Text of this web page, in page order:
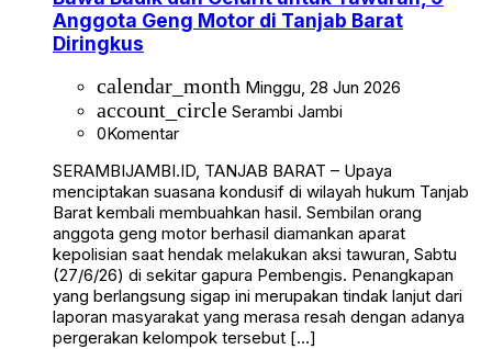
Anggota Geng Motor di Tanjab Barat
Diringkus
calendar_month Minggu, 28 Jun 2026
account_circle Serambi Jambi
0Komentar
SERAMBIJAMBI.ID, TANJAB BARAT – Upaya
menciptakan suasana kondusif di wilayah hukum Tanjab
Barat kembali membuahkan hasil. Sembilan orang
anggota geng motor berhasil diamankan aparat
kepolisian saat hendak melakukan aksi tawuran, Sabtu
(27/6/26) di sekitar gapura Pembengis. Penangkapan
yang berlangsung sigap ini merupakan tindak lanjut dari
laporan masyarakat yang merasa resah dengan adanya
pergerakan kelompok tersebut […]